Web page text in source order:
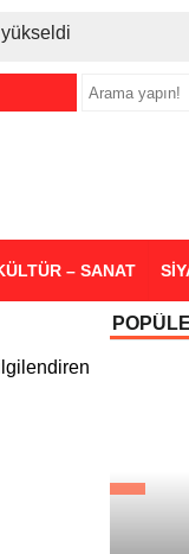
yükseldi
en büyük
– SANAT